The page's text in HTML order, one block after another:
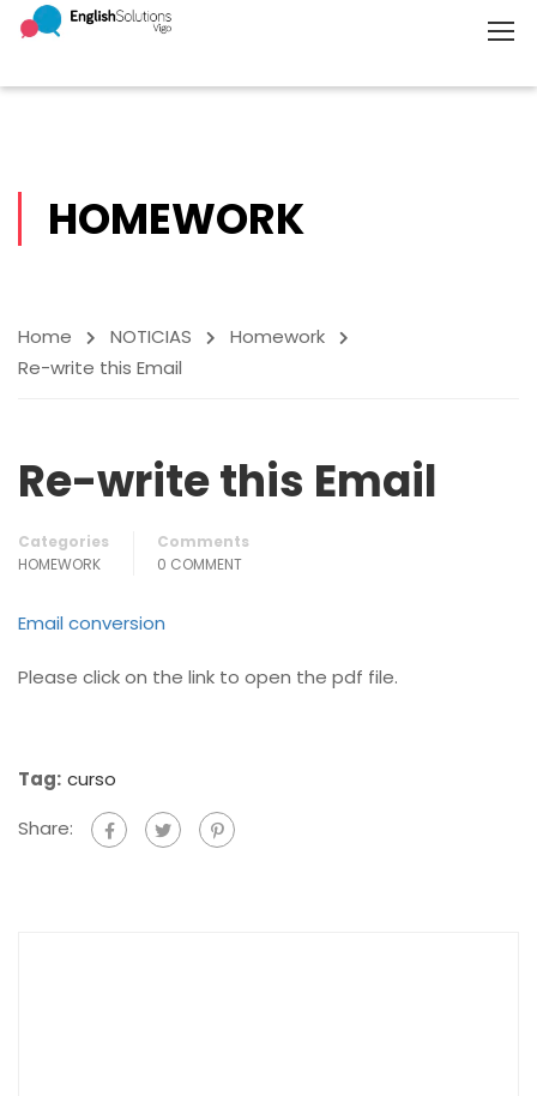
HOMEWORK
Home NOTICIAS
Homework
Re-write this Email
Re-write this Email
Categories
HOMEWORK
Comments
0 COMMENT
Email conversion
Please click on the link to open the pdf file.
Tag: curso
Share: